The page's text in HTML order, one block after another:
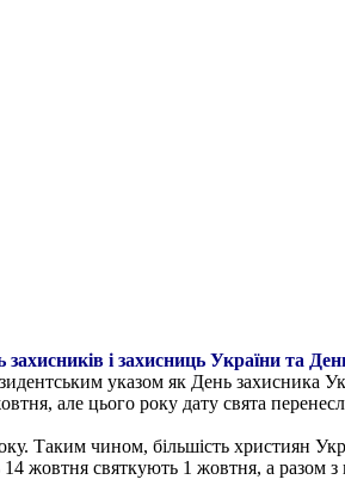
і захисниць України та
указом як День захисника
але цього року дату свята
Таким чином, більшість християн
жовтня святкують 1 жовтня, а разом